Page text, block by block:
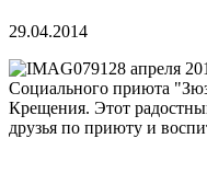
29.04.2014
28 апреля
Социального приюта
Крещения. Этот
друзья по приюту и